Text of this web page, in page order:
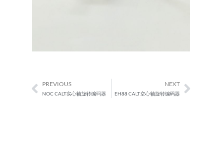
Prev
PREVIOUS
NOC CALT实心轴旋转编码器
NEXT
EH88 CALT空心轴旋转编码器Next